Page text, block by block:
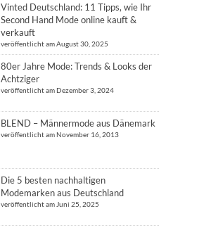
Vinted Deutschland: 11 Tipps, wie Ihr
Second Hand Mode online kauft &
verkauft
veröffentlicht am August 30, 2025
80er Jahre Mode: Trends & Looks der
Achtziger
veröffentlicht am Dezember 3, 2024
BLEND – Männermode aus Dänemark
veröffentlicht am November 16, 2013
Die 5 besten nachhaltigen
Modemarken aus Deutschland
veröffentlicht am Juni 25, 2025